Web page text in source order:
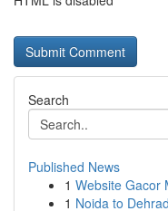
Search
Published News
1 Website Gacor
1 Noida to